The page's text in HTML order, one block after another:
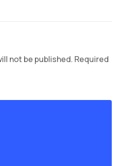
not be published. Required